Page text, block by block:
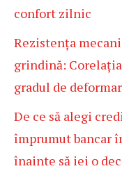
confort zilnic
Rezistența
grindină:
gradul de
De ce să alegi
împrumut bancar
înainte să iei o